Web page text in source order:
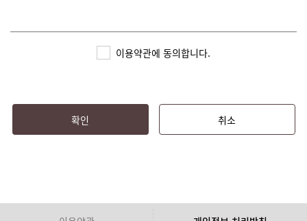
3. 회원은 정기적으로 심즈(SIMS)를 방문하여 약관의 변경사항
원 탈퇴를 할 수 있으며 이로 인해 심즈(SIMS)에서 제공하는 서
이용약관에 동의합니다.
확인 취소